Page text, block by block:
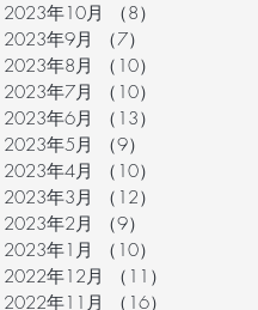
2023年10月
（8）
2023年9月
（7）
2023年8月
（10）
2023年7月
（10）
2023年6月
（13）
2023年5月
（9）
2023年4月
（10）
2023年3月
（12）
2023年2月
（9）
2023年1月
（10）
2022年12月
（11）
2022年11月
（16）